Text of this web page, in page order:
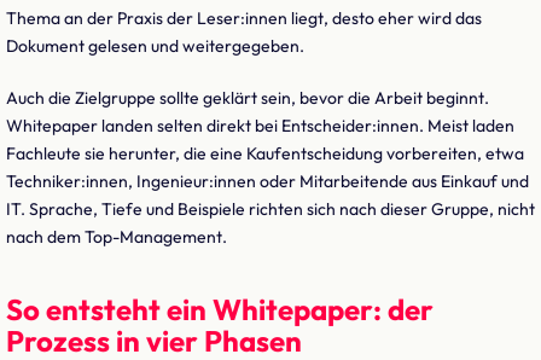
Thema an der Praxis der Leser:innen liegt, desto eher wird das
Dokument gelesen und weitergegeben.
Auch die Zielgruppe sollte geklärt sein, bevor die Arbeit beginnt.
Whitepaper landen selten direkt bei Entscheider:innen. Meist laden
Fachleute sie herunter, die eine Kaufentscheidung vorbereiten, etwa
Techniker:innen, Ingenieur:innen oder Mitarbeitende aus Einkauf und
IT. Sprache, Tiefe und Beispiele richten sich nach dieser Gruppe, nicht
nach dem Top-Management.
So entsteht ein Whitepaper: der
Prozess in vier Phasen